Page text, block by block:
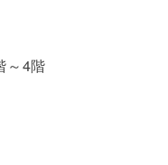
～4階